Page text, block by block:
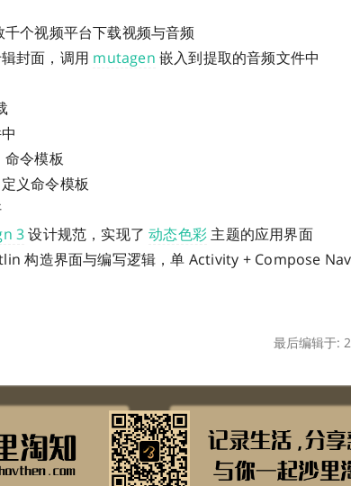
千个视频平台下载视频与音频
封面，调用 mutagen 嵌入到提取的音频文件中
令模板
义命令模板
3设计规范，实现了动态色彩 主题的应用界面
构造界面与编写逻辑，单 Activity + Compose
最后编辑于: